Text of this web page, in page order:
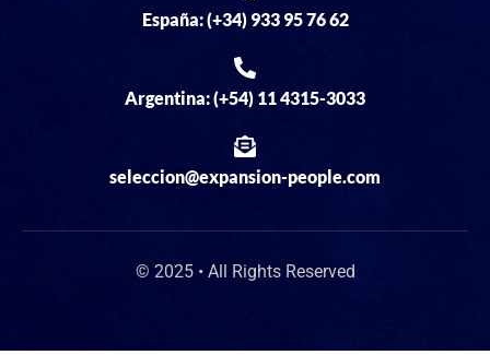
España: (+34) 933 95 76 62
Argentina: (+54) 11 4315-3033
seleccion@expansion-people.com
© 2025 • All Rights Reserved